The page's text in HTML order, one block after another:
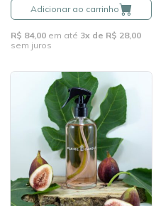
Adicionar ao carrinho
R$ 84,00 em até 3x de R$ 28,00
sem juros